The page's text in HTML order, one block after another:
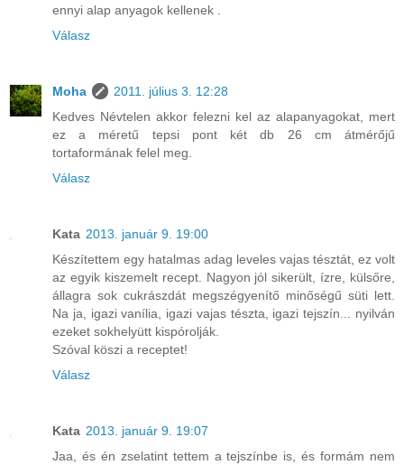
ennyi alap anyagok kellenek .
Válasz
Moha
2011. július 3. 12:28
Kedves Névtelen akkor felezni kel az alapanyagokat, mert
ez a méretű tepsi pont két db 26 cm átmérőjű
tortaformának felel meg.
Válasz
Kata 2013. január 9. 19:00
Készítettem egy hatalmas adag leveles vajas tésztát, ez volt
az egyik kiszemelt recept. Nagyon jól sikerült, ízre, külsőre,
állagra sok cukrászdát megszégyenítő minőségű süti lett.
Na ja, igazi vanília, igazi vajas tészta, igazi tejszín... nyilván
ezeket sokhelyütt kispórolják.
Szóval köszi a receptet!
Válasz
Kata 2013. január 9. 19:07
Jaa, és én zselatint tettem a tejszínbe is, és formám nem